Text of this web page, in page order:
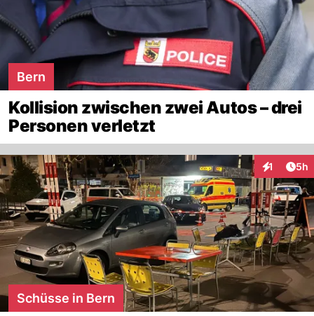
Bern
Kollision zwischen zwei Autos – drei
Personen verletzt
1 5h
Schüsse in Bern